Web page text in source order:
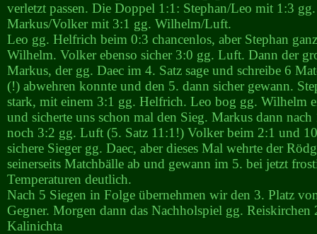
verletzt passen. Die Doppel 1:1: Stephan/Leo mit 1:3
Markus/Volker mit 3:1 gg. Wilhelm/Luft.
Leo gg. Helfrich beim 0:3 chancenlos, aber Stephan
Wilhelm. Volker ebenso sicher 3:0 gg. Luft. Dann der
Markus, der gg. Daec im 4. Satz sage und schreibe 6
(!) abwehren konnte und den 5. dann sicher gewann.
stark, mit einem 3:1 gg. Helfrich. Leo bog gg. Wilhelm
und sicherte uns schon mal den Sieg. Markus dann
noch 3:2 gg. Luft (5. Satz 11:1!) Volker beim 2:1 und
sichere Sieger gg. Daec, aber dieses Mal wehrte der
seinerseits Matchbälle ab und gewann im 5. bei jetzt
Temperaturen deutlich.
Nach 5 Siegen in Folge übernehmen wir den 3. Platz
Gegner. Morgen dann das Nachholspiel gg. Reiskirchen
Kalinichta